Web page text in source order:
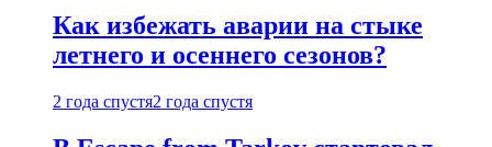
Как избежать аварии на стыке
летнего и осеннего сезонов?
2 года спустя2 года спустя